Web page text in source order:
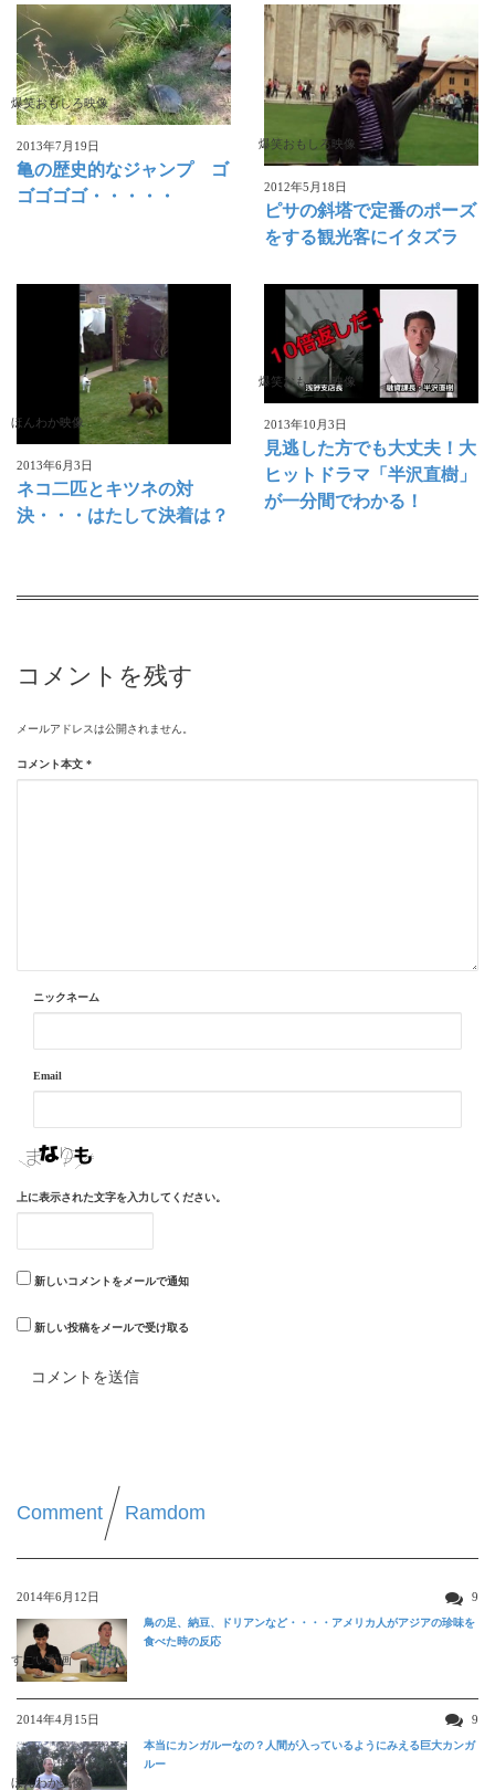
爆笑おもしろ映像
2013年7月19日
亀の歴史的なジャンプ ゴ
ゴゴゴゴ・・・・・
爆笑おもしろ映像
2012年5月18日
ピサの斜塔で定番のポーズ
をする観光客にイタズラ
ほんわか映像
2013年6月3日
ネコ二匹とキツネの対
決・・・はたして決着は？
爆笑おもしろ映像
2013年10月3日
見逃した方でも大丈夫！大
ヒットドラマ「半沢直樹」
が一分間でわかる！
コメントを残す
メールアドレスは公開されません。
コメント本文 *
ニックネーム
Email
上に表示された文字を入力してください。
新しいコメントをメールで通知
新しい投稿をメールで受け取る
Comment Ramdom
2014年6月12日 9
すごい動画
鳥の足、納豆、ドリアンなど・・・・アメリカ人がアジアの珍味を
食べた時の反応
2014年4月15日 9
ほんわか映像
本当にカンガルーなの？人間が入っているようにみえる巨大カンガ
ルー